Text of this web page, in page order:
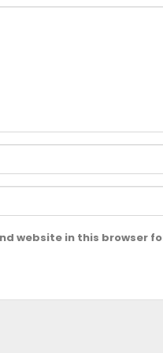
website in this browser